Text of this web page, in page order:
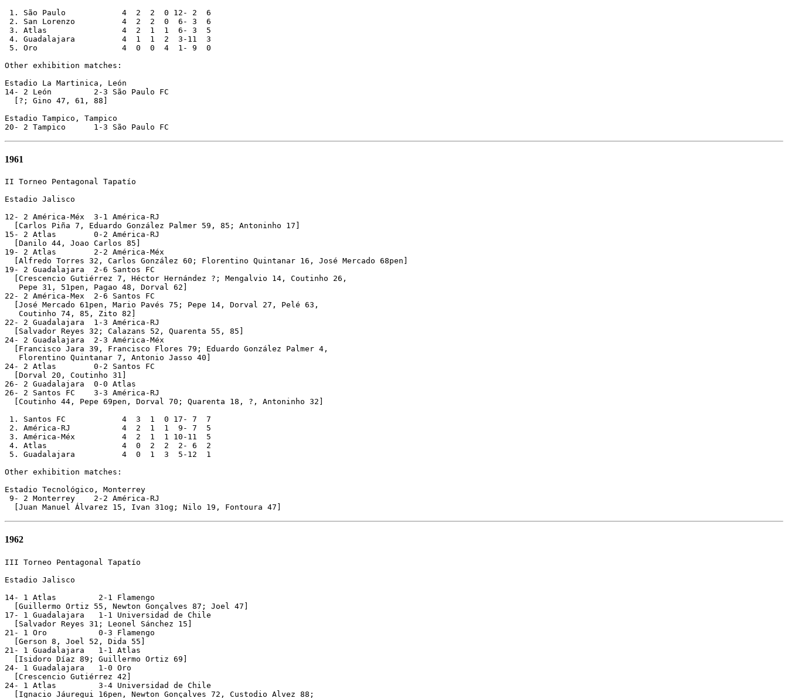
1. São Paulo            4  2  2  0 12- 2  6
2. San Lorenzo          4  2  2  0  6- 3  6
3. Atlas                4  2  1  1  6- 3  5
4. Guadalajara          4  1  1  2  3-11  3
5. Oro                  4  0  0  4  1- 9  0
Other exhibition matches:
Estadio La Martinica, León
14- 2 León         2-3 São Paulo FC
  [?; Gino 47, 61, 88]
Estadio Tampico, Tampico
1961
II Torneo Pentagonal Tapatío
Estadio Jalisco
12- 2 América-Méx  3-1 América-RJ
  [Carlos Piña 7, Eduardo González Palmer 59, 85; Antoninho 17]
15- 2 Atlas        0-2 América-RJ
  [Danilo 44, Joao Carlos 85]
19- 2 Atlas        2-2 América-Méx
  [Alfredo Torres 32, Carlos González 60; Florentino Quintanar 16, José Mercado 68pen]
19- 2 Guadalajara  2-6 Santos FC
  [Crescencio Gutiérrez 7, Héctor Hernández ?; Mengalvio 14, Coutinho 26,
   Pepe 31, 51pen, Pagao 48, Dorval 62]
22- 2 América-Mex  2-6 Santos FC
  [José Mercado 61pen, Mario Pavés 75; Pepe 14, Dorval 27, Pelé 63,
   Coutinho 74, 85, Zito 82]
22- 2 Guadalajara  1-3 América-RJ
  [Salvador Reyes 32; Calazans 52, Quarenta 55, 85]
24- 2 Guadalajara  2-3 América-Méx
  [Francisco Jara 39, Francisco Flores 79; Eduardo González Palmer 4,
   Florentino Quintanar 7, Antonio Jasso 40]
24- 2 Atlas        0-2 Santos FC
  [Dorval 20, Coutinho 31]
26- 2 Guadalajara  0-0 Atlas
26- 2 Santos FC    3-3 América-RJ
  [Coutinho 44, Pepe 69pen, Dorval 70; Quarenta 18, ?, Antoninho 32]
1. Santos FC            4  3  1  0 17- 7  7
2. América-RJ           4  2  1  1  9- 7  5
3. América-Méx          4  2  1  1 10-11  5
4. Atlas                4  0  2  2  2- 6  2
5. Guadalajara          4  0  1  3  5-12  1
Other exhibition matches:
Estadio Tecnológico, Monterrey
9- 2 Monterrey    2-2 América-RJ
1962
III Torneo Pentagonal Tapatío
Estadio Jalisco
14- 1 Atlas         2-1 Flamengo
  [Guillermo Ortiz 55, Newton Gonçalves 87; Joel 47]
17- 1 Guadalajara   1-1 Universidad de Chile
  [Salvador Reyes 31; Leonel Sánchez 15]
21- 1 Oro           0-3 Flamengo
  [Gerson 8, Joel 52, Dida 55]
21- 1 Guadalajara   1-1 Atlas
  [Isidoro Díaz 89; Guillermo Ortiz 69]
24- 1 Guadalajara   1-0 Oro
  [Crescencio Gutiérrez 42]
24- 1 Atlas         3-4 Universidad de Chile
  [Ignacio Jáuregui 16pen, Newton Gonçalves 72, Custodio Alvez 88;